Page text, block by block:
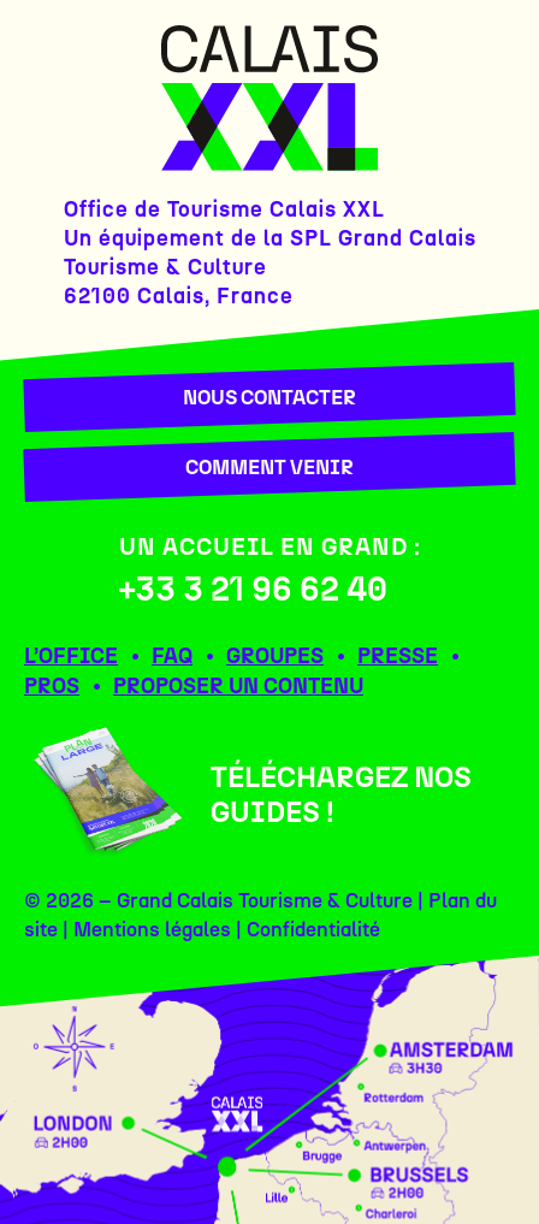
Office de Tourisme Calais XXL
Un équipement de la SPL Grand Calais
Tourisme & Culture
62100 Calais, France
NOUS CONTACTER
COMMENT VENIR
UN ACCUEIL EN GRAND :
+33 3 21 96 62 40
L’OFFICE FAQ GROUPES
PRESSE
PROS
PROPOSER UN CONTENU
TÉLÉCHARGEZ NOS
GUIDES !
© 2026 – Grand Calais Tourisme & Culture | Plan du
site
Mentions légales Confidentialité